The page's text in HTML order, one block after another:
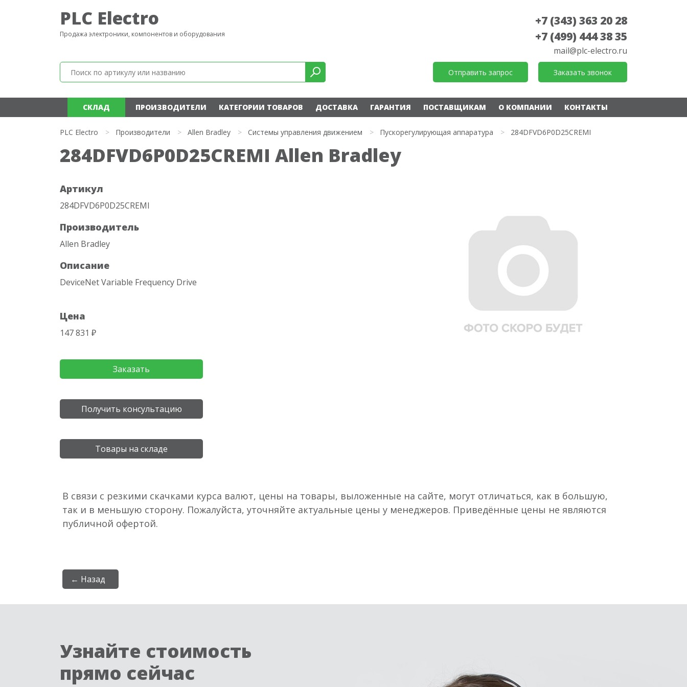
PLC Electro
Продажа электроники, компонентов и оборудования
+7 (343) 363 20 28
+7 (499) 444 38 35
mail@plc-electro.ru
Отправить запрос Заказать звонок
СКЛАД ПРОИЗВОДИТЕЛИ КАТЕГОРИИ ТОВАРОВ ДОСТАВКА ГАРАНТИЯ ПОСТАВЩИКАМ О КОМПАНИИ КОНТАКТЫ
PLC Electro > Производители > Allen Bradley > Системы управления движением > Пускорегулирующая аппаратура > 284DFVD6P0D25CREMI
284DFVD6P0D25CREMI Allen Bradley
Артикул
284DFVD6P0D25CREMI
Производитель
Allen Bradley
Описание
DeviceNet Variable Frequency Drive
Цена
147 831 ₽
Заказать
Получить консультацию
Товары на складе
В связи с резкими скачками курса валют, цены на товары, выложенные на сайте, могут отличаться, как в большую,
так и в меньшую сторону. Пожалуйста, уточняйте актуальные цены у менеджеров. Приведённые цены не являются
публичной офертой.
← Назад
Узнайте стоимость
прямо сейчас